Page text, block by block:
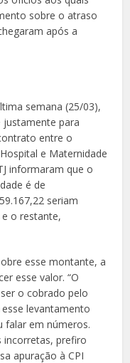
sobre o atraso
após a
semana (25/03),
justamente para
entre o
e Maternidade
informaram que o
é de
seriam
o restante,
esse montante, a
esse valor. “O
o cobrado pelo
esse levantamento
falar em números.
incorretas, prefiro
apuração à CPI